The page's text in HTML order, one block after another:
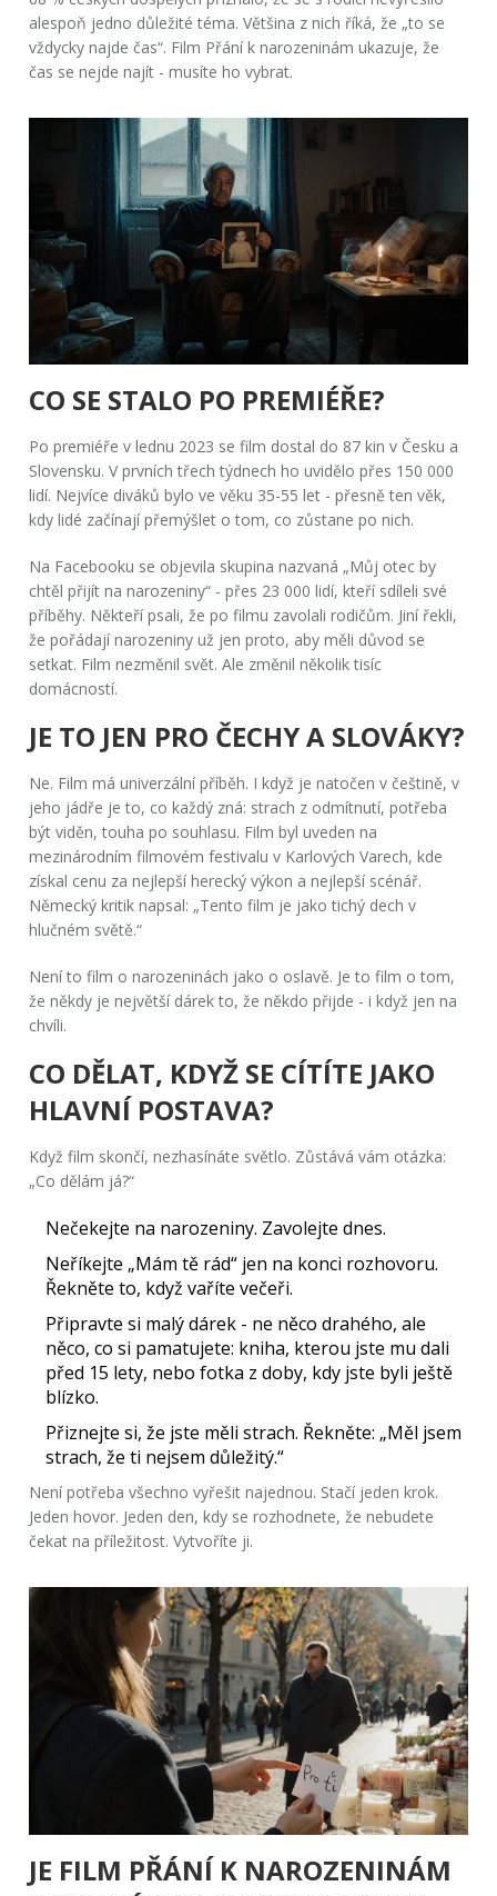
alespoň jedno důležité téma. Většina z nich říká, že „to se
vždycky najde čas“. Film Přání k narozeninám ukazuje, že
čas se nejde najít - musíte ho vybrat.
CO SE STALO PO PREMIÉŘE?
Po premiéře v lednu 2023 se film dostal do 87 kin v Česku a
Slovensku. V prvních třech týdnech ho uvidělo přes 150 000
lidí. Nejvíce diváků bylo ve věku 35-55 let - přesně ten věk,
kdy lidé začínají přemýšlet o tom, co zůstane po nich.
Na Facebooku se objevila skupina nazvaná „Můj otec by
chtěl přijít na narozeniny“ - přes 23 000 lidí, kteří sdíleli své
příběhy. Někteří psali, že po filmu zavolali rodičům. Jiní řekli,
že pořádají narozeniny už jen proto, aby měli důvod se
setkat. Film nezměnil svět. Ale změnil několik tisíc
domácností.
JE TO JEN PRO ČECHY A SLOVÁKY?
Ne. Film má univerzální příběh. I když je natočen v češtině, v
jeho jádře je to, co každý zná: strach z odmítnutí, potřeba
být viděn, touha po souhlasu. Film byl uveden na
mezinárodním filmovém festivalu v Karlových Varech, kde
získal cenu za nejlepší herecký výkon a nejlepší scénář.
Německý kritik napsal: „Tento film je jako tichý dech v
hlučném světě.“
Není to film o narozeninách jako o oslavě. Je to film o tom,
že někdy je největší dárek to, že někdo přijde - i když jen na
chvíli.
CO DĚLAT, KDYŽ SE CÍTÍTE JAKO
HLAVNÍ POSTAVA?
Když film skončí, nezhasínáte světlo. Zůstává vám otázka:
„Co dělám já?“
Nečekejte na narozeniny. Zavolejte dnes.
Neříkejte „Mám tě rád“ jen na konci rozhovoru.
Řekněte to, když vaříte večeři.
Připravte si malý dárek - ne něco drahého, ale
něco, co si pamatujete: kniha, kterou jste mu dali
před 15 lety, nebo fotka z doby, kdy jste byli ještě
blízko.
Přiznejte si, že jste měli strach. Řekněte: „Měl jsem
strach, že ti nejsem důležitý.“
Není potřeba všechno vyřešit najednou. Stačí jeden krok.
Jeden hovor. Jeden den, kdy se rozhodnete, že nebudete
čekat na příležitost. Vytvoříte ji.
JE FILM PŘÁNÍ K NAROZENINÁM